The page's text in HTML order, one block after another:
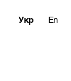
Укр En